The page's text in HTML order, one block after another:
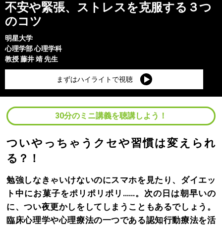
不安や緊張、ストレスを克服する３つ
のコツ
明星大学
心理学部心理学科
教授藤井 靖先生
まずはハイライトで視聴
30分のミニ講義を聴講しよう！
ついやっちゃうクセや習慣は変えられ
る？！
勉強しなきゃいけないのにスマホを見たり、ダイエッ
ト中にお菓子をポリポリポリ……。次の日は朝早いの
に、つい夜更かしをしてしまうこともあるでしょう。
臨床心理学や心理療法の一つである認知行動療法を活